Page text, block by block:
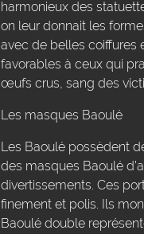
harmonieux des
on leur donnait les
avec de belles coiffures
favorables à ceux qui
œufs crus, sang des
Les masques Baoulé
Les Baoulé possèdent
des masques Baoulé
divertissements. Ces
finement et polis. Ils
Baoulé double